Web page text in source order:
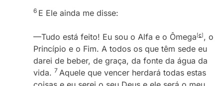
6 E Ele ainda me disse:
—Tudo está feito! Eu sou o Alfa e o Ômega[c], o
Princípio e o Fim. A todos os que têm sede eu
darei de beber, de graça, da fonte da água da
vida. 7 Aquele que vencer herdará todas estas